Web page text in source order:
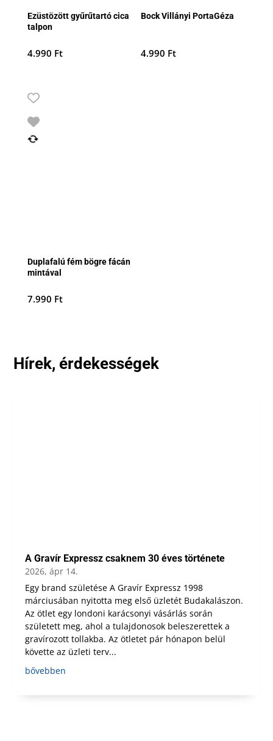
Ezüstözött gyűrűtartó cica
talpon
4.990 Ft
Bock Villányi PortaGéza
4.990 Ft
Duplafalú fém bögre fácán
mintával
7.990 Ft
Hírek, érdekességek
A Gravír Expressz csaknem 30 éves története
2026, ápr 14.
Egy brand születése A Gravír Expressz 1998
márciusában nyitotta meg első üzletét Budakalászon.
Az ötlet egy londoni karácsonyi vásárlás során
született meg, ahol a tulajdonosok beleszerettek a
gravírozott tollakba. Az ötletet pár hónapon belül
követte az üzleti terv...
bővebben